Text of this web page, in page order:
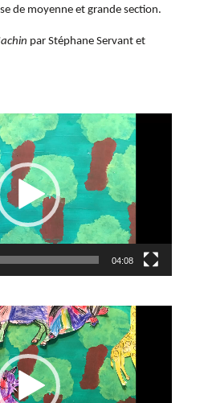
de moyenne et grande section.
par Stéphane Servant et
04:08